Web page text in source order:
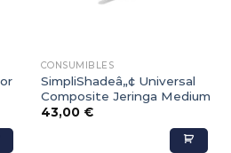
CONSUMIBLES
SimpliShadeâ„¢ Universal
Composite Jeringa Medium
43,00 €